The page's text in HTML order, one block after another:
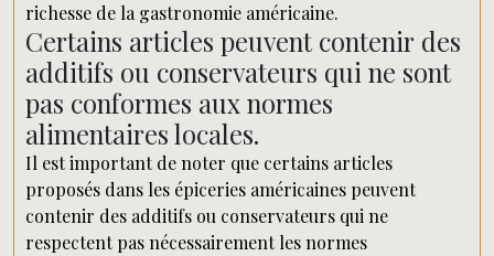
richesse de la gastronomie américaine.
Certains articles peuvent contenir des
additifs ou conservateurs qui ne sont
pas conformes aux normes
alimentaires locales.
Il est important de noter que certains articles
proposés dans les épiceries américaines peuvent
contenir des additifs ou conservateurs qui ne
respectent pas nécessairement les normes